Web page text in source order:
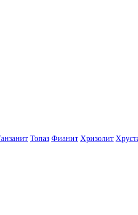
Топаз Фианит Хризолит